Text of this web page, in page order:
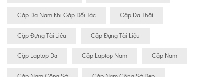
Cặp Da Nam Khi Gặp Đối Tác Cặp Da Thật
Cặp Đựng Tài Liêu Cặp Đựng Tài Liệu
Cặp Laptop Da Cặp Laptop Nam Cặp Nam